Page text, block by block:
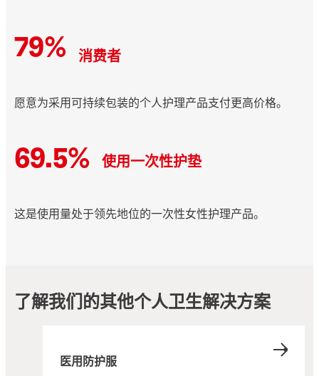
79% 消费者
愿意为采用可持续包装的个人护理产品支付更高价格。
69.5% 使用一次性护垫
这是使用量处于领先地位的一次性女性护理产品。
了解我们的其他个人卫生解决方案
医用防护服